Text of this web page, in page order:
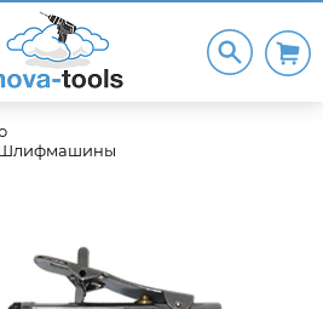
Шлифмашины